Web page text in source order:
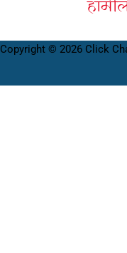
Copyright © 2026 Click